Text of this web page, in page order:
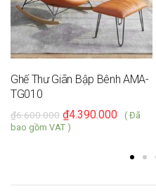
Ghế Thư Giãn Bập Bênh AMA-
TG010
6.600.000
₫ 4.390.000
₫
( Đã
bao gồm VAT )